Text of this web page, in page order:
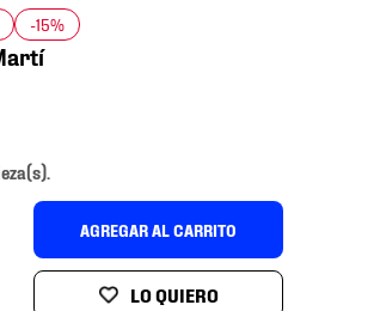
-15%
AGREGAR AL CARRITO